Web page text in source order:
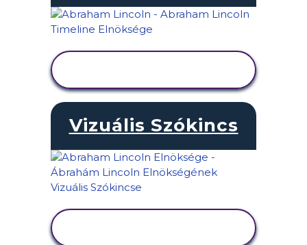
Vizuális Szókincs